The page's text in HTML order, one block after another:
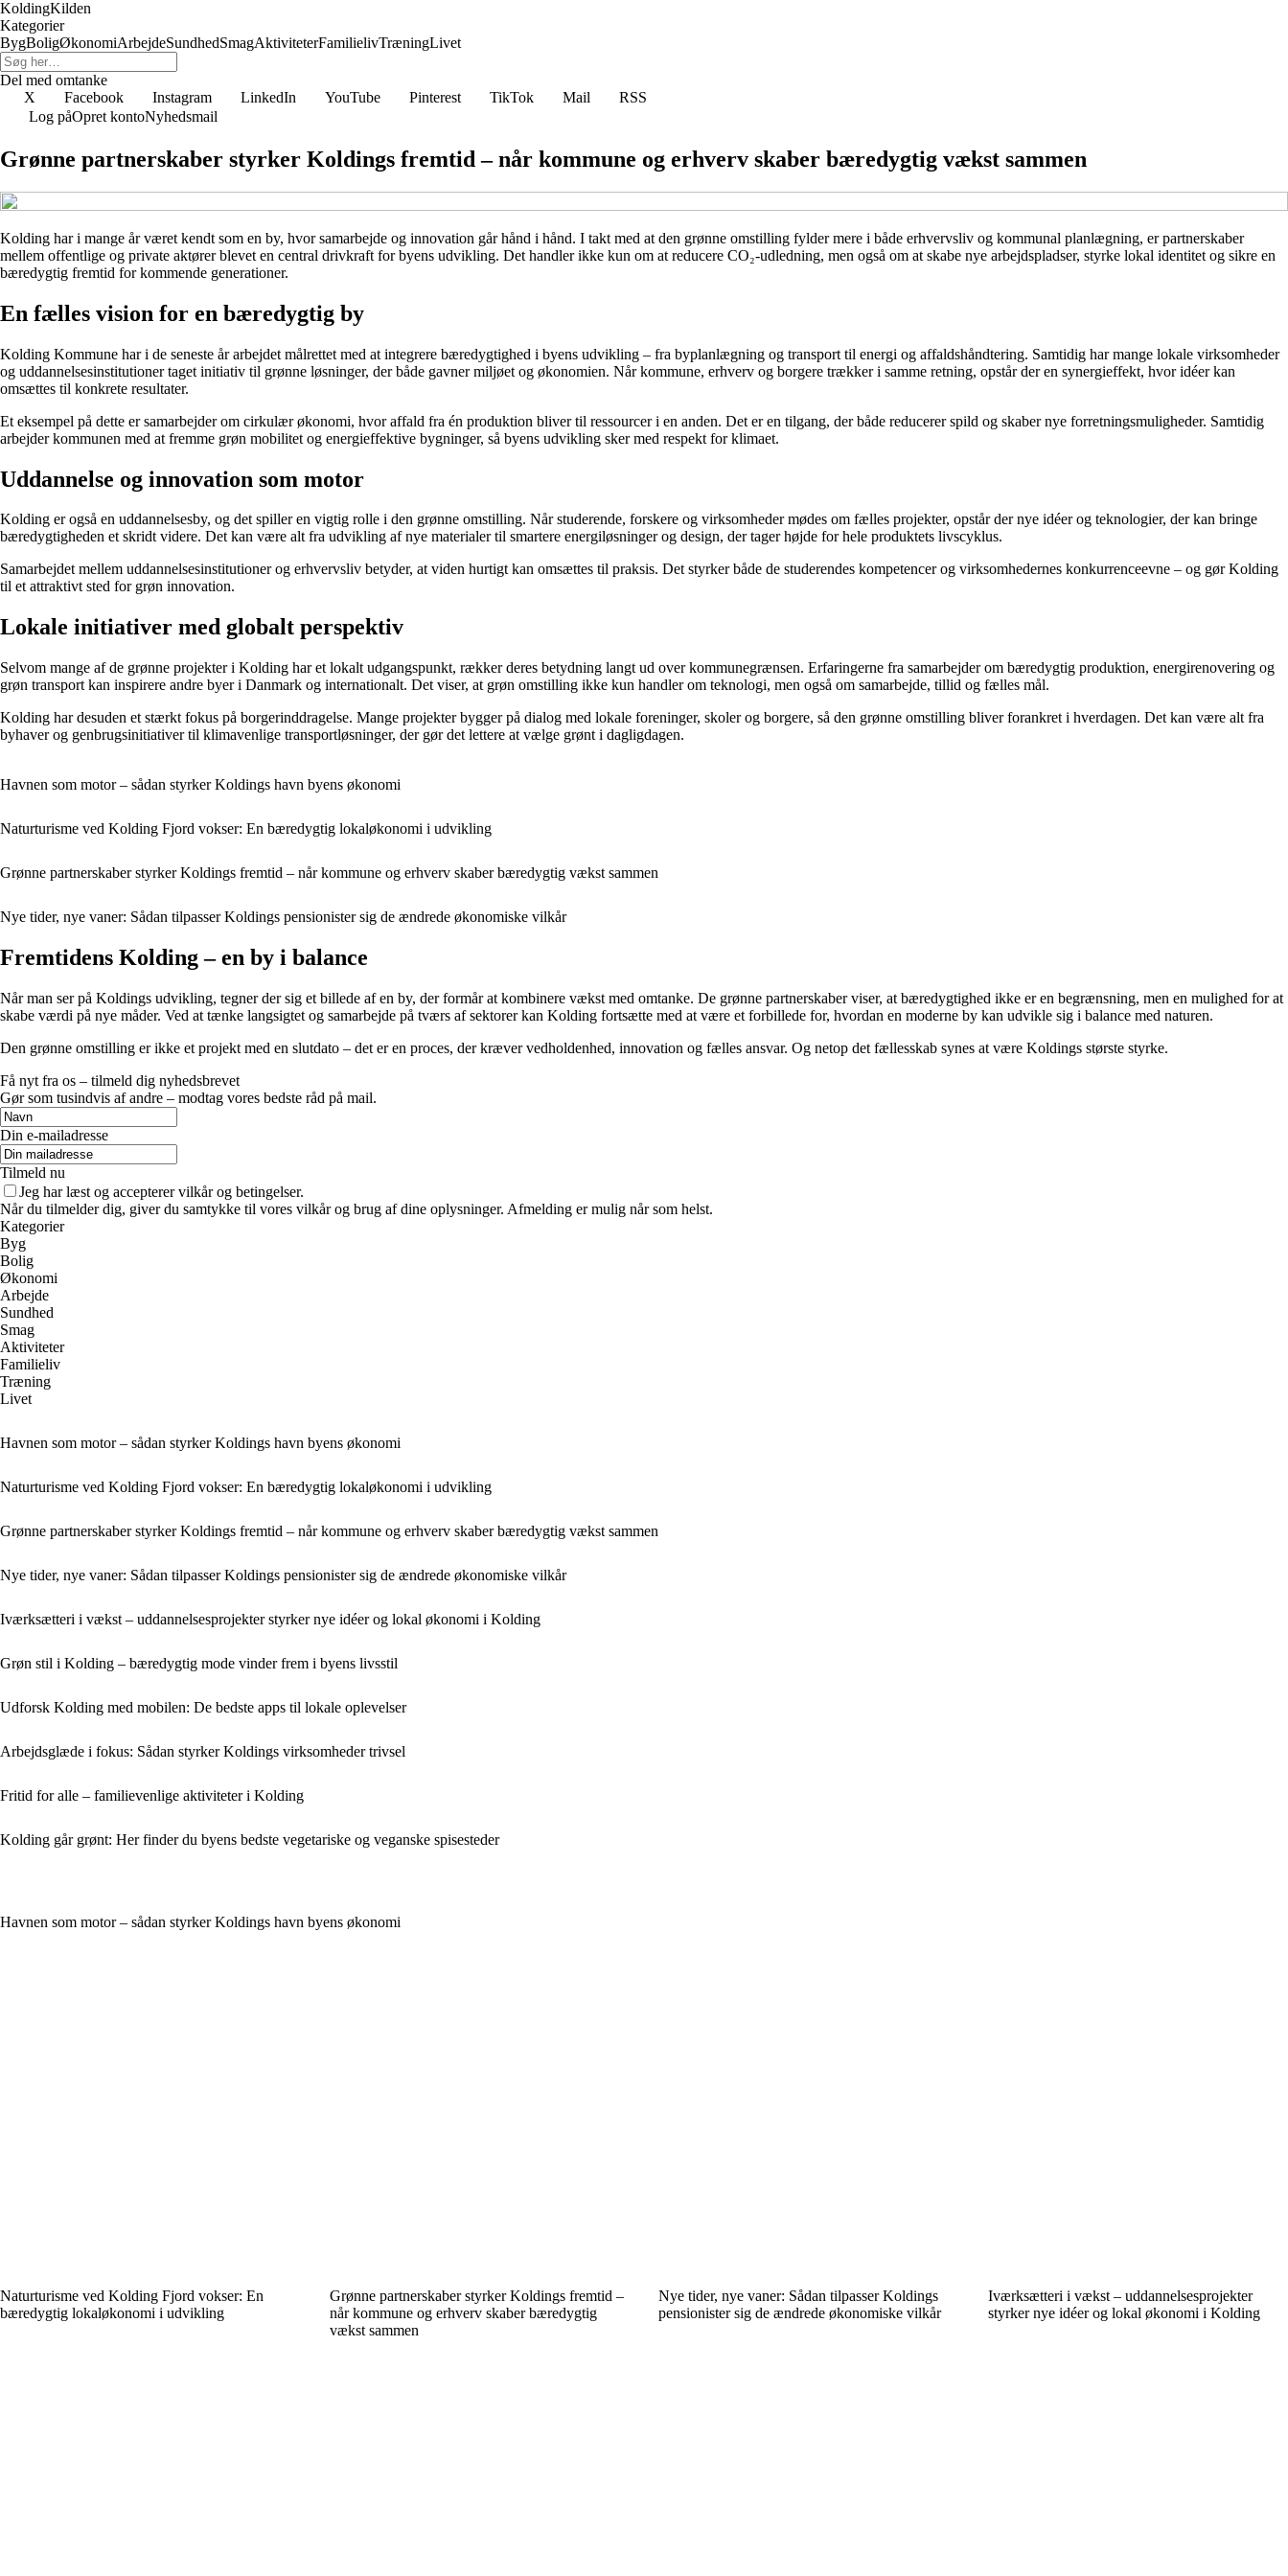
KoldingKilden
Kategorier
BygBoligØkonomiArbejdeSundhedSmagAktiviteterFamilielivTræningLivet
Del med omtanke
X
Facebook Instagram LinkedIn YouTube Pinterest TikTok Mail
RSS
Log påOpret kontoNyhedsmail
Grønne partnerskaber styrker Koldings fremtid – når kommune og erhverv skaber bæredygtig vækst sammen
Kolding har i mange år været kendt som en by, hvor samarbejde og innovation går hånd i hånd. I takt med at den grønne omstilling fylder mere i både erhvervsliv og kommunal planlægning, er partnerskaber
mellem offentlige og private aktører blevet en central drivkraft for byens udvikling. Det handler ikke kun om at reducere CO₂-udledning, men også om at skabe nye arbejdspladser, styrke lokal identitet og sikre en
bæredygtig fremtid for kommende generationer.
En fælles vision for en bæredygtig by
Kolding Kommune har i de seneste år arbejdet målrettet med at integrere bæredygtighed i byens udvikling – fra byplanlægning og transport til energi og affaldshåndtering. Samtidig har mange lokale virksomheder
og uddannelsesinstitutioner taget initiativ til grønne løsninger, der både gavner miljøet og økonomien. Når kommune, erhverv og borgere trækker i samme retning, opstår der en synergieffekt, hvor idéer kan
omsættes til konkrete resultater.
Et eksempel på dette er samarbejder om cirkulær økonomi, hvor affald fra én produktion bliver til ressourcer i en anden. Det er en tilgang, der både reducerer spild og skaber nye forretningsmuligheder. Samtidig
arbejder kommunen med at fremme grøn mobilitet og energieffektive bygninger, så byens udvikling sker med respekt for klimaet.
Uddannelse og innovation som motor
Kolding er også en uddannelsesby, og det spiller en vigtig rolle i den grønne omstilling. Når studerende, forskere og virksomheder mødes om fælles projekter, opstår der nye idéer og teknologier, der kan bringe
bæredygtigheden et skridt videre. Det kan være alt fra udvikling af nye materialer til smartere energiløsninger og design, der tager højde for hele produktets livscyklus.
Samarbejdet mellem uddannelsesinstitutioner og erhvervsliv betyder, at viden hurtigt kan omsættes til praksis. Det styrker både de studerendes kompetencer og virksomhedernes konkurrenceevne – og gør Kolding
til et attraktivt sted for grøn innovation.
Lokale initiativer med globalt perspektiv
Selvom mange af de grønne projekter i Kolding har et lokalt udgangspunkt, rækker deres betydning langt ud over kommunegrænsen. Erfaringerne fra samarbejder om bæredygtig produktion, energirenovering og
grøn transport kan inspirere andre byer i Danmark og internationalt. Det viser, at grøn omstilling ikke kun handler om teknologi, men også om samarbejde, tillid og fælles mål.
Kolding har desuden et stærkt fokus på borgerinddragelse. Mange projekter bygger på dialog med lokale foreninger, skoler og borgere, så den grønne omstilling bliver forankret i hverdagen. Det kan være alt fra
byhaver og genbrugsinitiativer til klimavenlige transportløsninger, der gør det lettere at vælge grønt i dagligdagen.
Havnen som motor – sådan styrker Koldings havn byens økonomi
Naturturisme ved Kolding Fjord vokser: En bæredygtig lokaløkonomi i udvikling
Grønne partnerskaber styrker Koldings fremtid – når kommune og erhverv skaber bæredygtig vækst sammen
Nye tider, nye vaner: Sådan tilpasser Koldings pensionister sig de ændrede økonomiske vilkår
Fremtidens Kolding – en by i balance
Når man ser på Koldings udvikling, tegner der sig et billede af en by, der formår at kombinere vækst med omtanke. De grønne partnerskaber viser, at bæredygtighed ikke er en begrænsning, men en mulighed for at
skabe værdi på nye måder. Ved at tænke langsigtet og samarbejde på tværs af sektorer kan Kolding fortsætte med at være et forbillede for, hvordan en moderne by kan udvikle sig i balance med naturen.
Den grønne omstilling er ikke et projekt med en slutdato – det er en proces, der kræver vedholdenhed, innovation og fælles ansvar. Og netop det fællesskab synes at være Koldings største styrke.
Få nyt fra os – tilmeld dig nyhedsbrevet
Gør som tusindvis af andre – modtag vores bedste råd på mail.
Din e-mailadresse
Tilmeld nu
Jeg har læst og accepterer vilkår og betingelser.
Når du tilmelder dig, giver du samtykke til vores vilkår og brug af dine oplysninger. Afmelding er mulig når som helst.
Kategorier
Byg
Bolig
Økonomi
Arbejde
Sundhed
Smag
Aktiviteter
Familieliv
Træning
Livet
Havnen som motor – sådan styrker Koldings havn byens økonomi
Naturturisme ved Kolding Fjord vokser: En bæredygtig lokaløkonomi i udvikling
Grønne partnerskaber styrker Koldings fremtid – når kommune og erhverv skaber bæredygtig vækst sammen
Nye tider, nye vaner: Sådan tilpasser Koldings pensionister sig de ændrede økonomiske vilkår
Iværksætteri i vækst – uddannelsesprojekter styrker nye idéer og lokal økonomi i Kolding
Grøn stil i Kolding – bæredygtig mode vinder frem i byens livsstil
Udforsk Kolding med mobilen: De bedste apps til lokale oplevelser
Arbejdsglæde i fokus: Sådan styrker Koldings virksomheder trivsel
Fritid for alle – familievenlige aktiviteter i Kolding
Kolding går grønt: Her finder du byens bedste vegetariske og veganske spisesteder
Havnen som motor – sådan styrker Koldings havn byens økonomi
Naturturisme ved Kolding Fjord vokser: En
bæredygtig lokaløkonomi i udvikling
Grønne partnerskaber styrker Koldings fremtid –
når kommune og erhverv skaber bæredygtig
vækst sammen
Nye tider, nye vaner: Sådan tilpasser Koldings
pensionister sig de ændrede økonomiske vilkår
Iværksætteri i vækst – uddannelsesprojekter
styrker nye idéer og lokal økonomi i Kolding